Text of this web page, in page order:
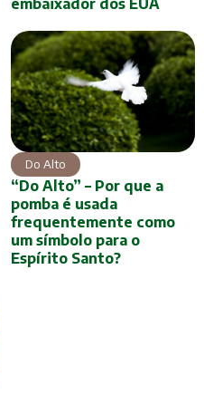
Do Alto
“Do Alto” – Por que a
pomba é usada
frequentemente como
um símbolo para o
Espírito Santo?